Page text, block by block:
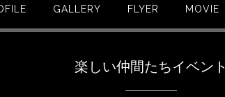
GALLERY FLYER MOVIE
楽しい仲間たちイベント